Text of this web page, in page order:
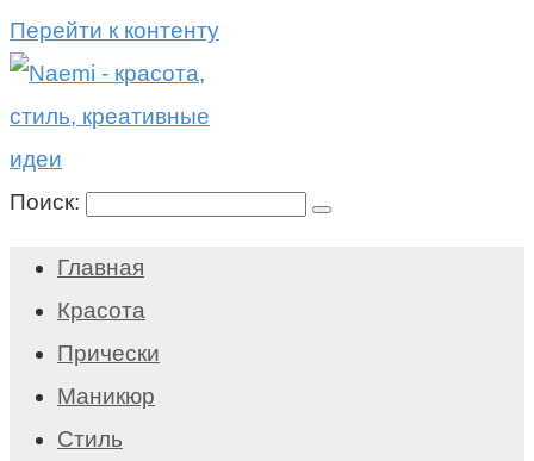
Перейти к контенту
Поиск:
Главная
Красота
Прически
Маникюр
Стиль